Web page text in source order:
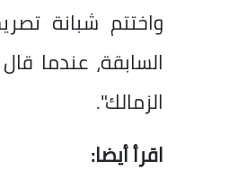
واختتم شبانة
السابقة، عندما
الزمالك".
اقرأ أيضا: